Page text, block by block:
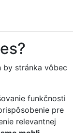
by stránka vôbec
funkčnosti
pre
relevantnej